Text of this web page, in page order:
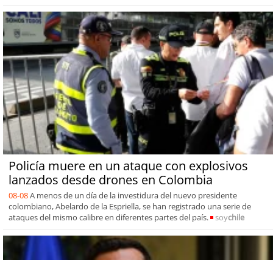
Policía muere en un ataque con explosivos
lanzados desde drones en Colombia
08-08A menos de un día de la investidura del nuevo presidente
colombiano, Abelardo de la Espriella, se han registrado una serie de
ataques del mismo calibre en diferentes partes del país.
soychile